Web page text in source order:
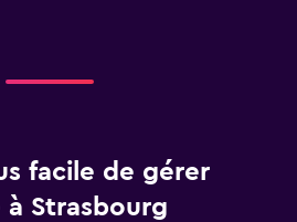
facile de gérer
Strasbourg